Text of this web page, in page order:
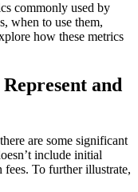
commonly used by
when to use them,
how these metrics
and
are some significant
include initial
fees. To further illustrate,